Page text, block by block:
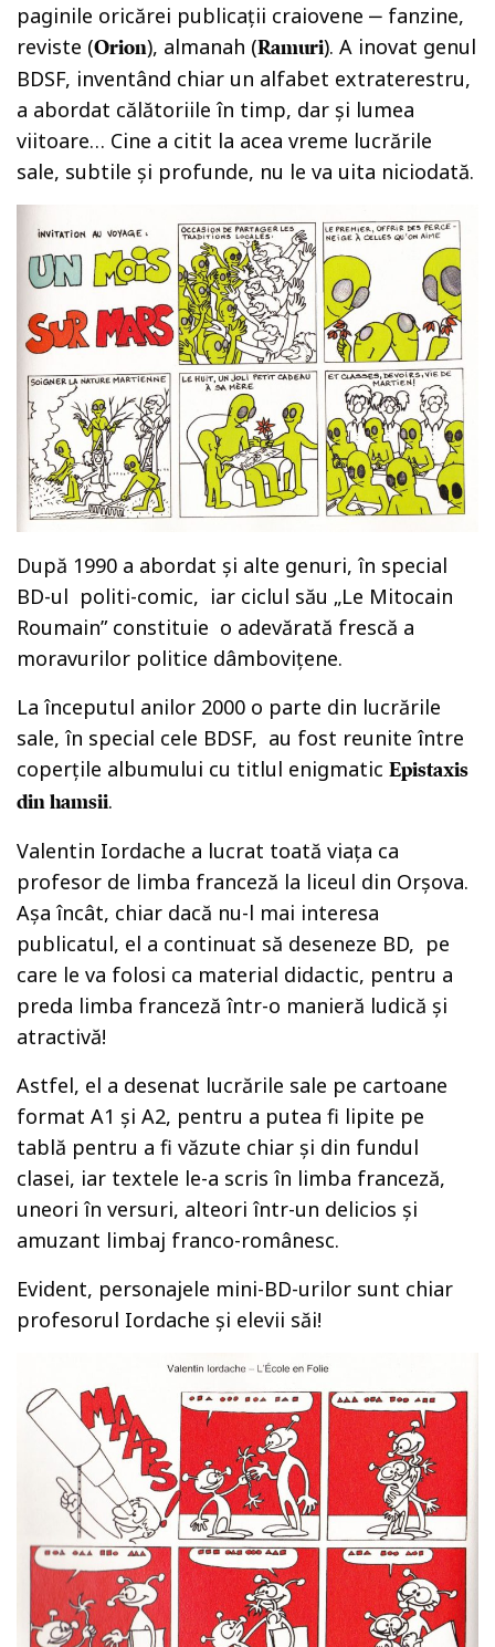
paginile oricărei publicaţii craiovene ‒ fanzine,
reviste (Orion), almanah (Ramuri). A inovat genul
BDSF, inventând chiar un alfabet extraterestru,
a abordat călătoriile în timp, dar şi lumea
viitoare… Cine a citit la acea vreme lucrările
sale, subtile şi profunde, nu le va uita niciodată.
După 1990 a abordat şi alte genuri, în special
BD-ul politi-comic, iar ciclul său „Le Mitocain
Roumain” constituie o adevărată frescă a
moravurilor politice dâmboviţene.
La începutul anilor 2000 o parte din lucrările
sale, în special cele BDSF, au fost reunite între
coperţile albumului cu titlul enigmaticEpistaxis
din hamsii.
Valentin Iordache a lucrat toată viaţa ca
profesor de limba franceză la liceul din Orşova.
Aşa încât, chiar dacă nu-l mai interesa
publicatul, el a continuat să deseneze BD, pe
care le va folosi ca material didactic, pentru a
preda limba franceză într-o manieră ludică şi
atractivă!
Astfel, el a desenat lucrările sale pe cartoane
format A1 şi A2, pentru a putea fi lipite pe
tablă pentru a fi văzute chiar şi din fundul
clasei, iar textele le-a scris în limba franceză,
uneori în versuri, alteori într-un delicios şi
amuzant limbaj franco-românesc.
Evident, personajele mini-BD-urilor sunt chiar
profesorul Iordache şi elevii săi!